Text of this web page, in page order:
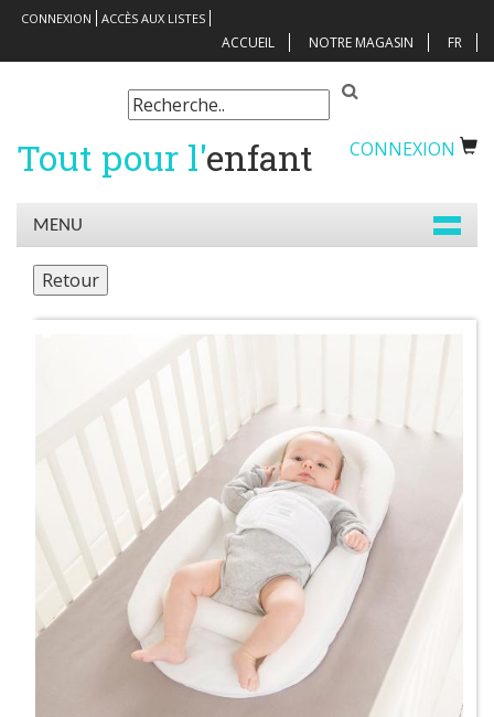
CONNEXION ACCÈS AUX LISTES
ACCUEIL NOTRE MAGASIN FR
Tout pour l'enfant CONNEXION
MENU